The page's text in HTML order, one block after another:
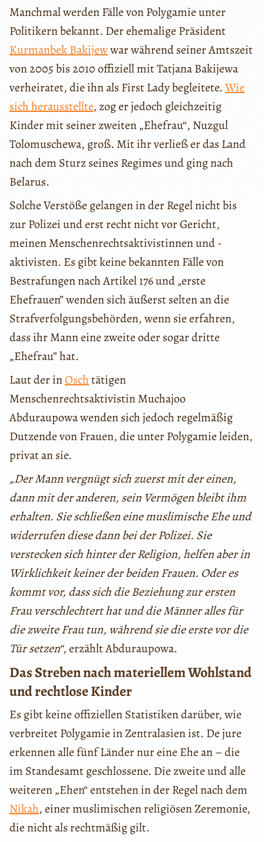
Manchmal werden Fälle von Polygamie unter
Politikern bekannt. Der ehemalige Präsident
Kurmanbek Bakijewwar während seiner Amtszeit
von 2005 bis 2010 offiziell mit Tatjana Bakijewa
verheiratet, die ihn als First Lady begleitete.Wie
sich herausstellte, zog er jedoch gleichzeitig
Kinder mit seiner zweiten „Ehefrau“, Nuzgul
Tolomuschewa, groß. Mit ihr verließ er das Land
nach dem Sturz seines Regimes und ging nach
Belarus.
Solche Verstöße gelangen in der Regel nicht bis
zur Polizei und erst recht nicht vor Gericht,
meinen Menschenrechtsaktivistinnen und -
aktivisten. Es gibt keine bekannten Fälle von
Bestrafungen nach Artikel 176 und „erste
Ehefrauen” wenden sich äußerst selten an die
Strafverfolgungsbehörden, wenn sie erfahren,
dass ihr Mann eine zweite oder sogar dritte
„Ehefrau” hat.
Laut der inOschtätigen
Menschenrechtsaktivistin Muchajoo
Abduraupowa wenden sich jedoch regelmäßig
Dutzende von Frauen, die unter Polygamie leiden,
privat an sie.
„Der Mann vergnügt sich zuerst mit der einen,
dann mit der anderen, sein Vermögen bleibt ihm
erhalten. Sie schließen eine muslimische Ehe und
widerrufen diese dann bei der Polizei. Sie
verstecken sich hinter der Religion, helfen aber in
Wirklichkeit keiner der beiden Frauen. Oder es
kommt vor, dass sich die Beziehung zur ersten
Frau verschlechtert hat und die Männer alles für
die zweite Frau tun, während sie die erste vor die
Tür setzen“, erzählt Abduraupowa.
Das Streben nach materiellem Wohlstand
und rechtlose Kinder
Es gibt keine offiziellen Statistiken darüber, wie
verbreitet Polygamie in Zentralasien ist. De jure
erkennen alle fünf Länder nur eine Ehe an – die
im Standesamt geschlossene. Die zweite und alle
weiteren „Ehen“ entstehen in der Regel nach dem
Nikah, einer muslimischen religiösen Zeremonie,
die nicht als rechtmäßig gilt.